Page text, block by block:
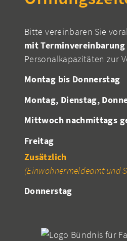
Bitte vereinbaren Sie
mit Terminvereinbarung
Personalkapazitäten zur
Montag bis Donnerstag
Montag, Dienstag,
Mittwoch nachmittags
Freitag
Zusätzlich
(Einwohnermeldeamt und
Donnerstag